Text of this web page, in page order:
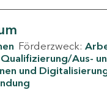
Förderzweck:
Qualifizierung/Aus-
und